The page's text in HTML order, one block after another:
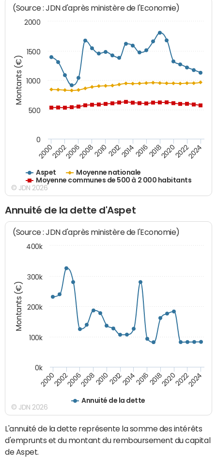
Montants (€)
(Source : JDN d'après ministère de l'Economie)
Aspet
Moyenne nationale
Moyenne communes de 500 à 2 000 habitants
200020022006200820102012201420162018202020222024
0
500
1000
1500
2000
© JDN 2026
Annuité de la dette d'Aspet
Montants (€)
(Source : JDN d'après ministère de l'Economie)
Annuité de la dette
200020022006200820102012201420162018202020222024
100k
200k
300k
0k
400k
© JDN 2026
L'annuité de la dette représente la somme des intérêts
d'emprunts et du montant du remboursement du capital
de Aspet.